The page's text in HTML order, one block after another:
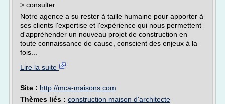
> consulter
Notre agence a su rester à taille humaine pour apporter à
ses clients l'expertise et l'expérience qui nous permettent
d'appréhender un nouveau projet de construction en
toute connaissance de cause, conscient des enjeux à la
fois...
Lire la suite
Site : http://mca-maisons.com
Thèmes liés : construction maison d'architecte